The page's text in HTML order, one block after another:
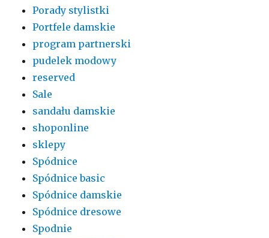
Porady stylistki
Portfele damskie
program partnerski
pudelek modowy
reserved
Sale
sandału damskie
shoponline
sklepy
Spódnice
Spódnice basic
Spódnice damskie
Spódnice dresowe
Spodnie